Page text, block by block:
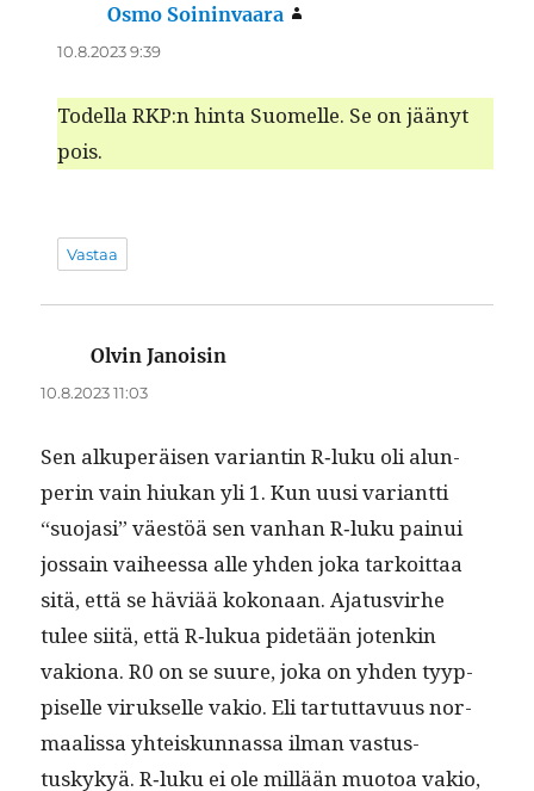
Osmo Soininvaara
10.8.2023 9:39
Todel­la RKP:n hin­ta Suomelle. Se on jäänyt
pois.
Vastaa
Olvin Janoisin
10.8.2023 11:03
Sen alku­peräisen vari­antin R‑luku oli alun­
perin vain hiukan yli 1. Kun uusi vari­ant­ti
“suo­jasi” väestöä sen van­han R‑luku painui
jos­sain vai­heessa alle yhden joka tarkoit­taa
sitä, että se häviää kokon­aan. Aja­tusvirhe
tulee siitä, että R‑lukua pide­tään jotenkin
vakiona. R0 on se suure, joka on yhden tyyp­
piselle viruk­selle vakio. Eli tar­tut­tavu­us nor­
maalis­sa yhteiskun­nas­sa ilman vas­tus­
tuskykyä. R‑luku ei ole mil­lään muo­toa vakio,